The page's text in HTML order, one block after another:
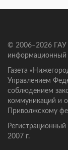
© 2006–2026 ГАУ
Газета
Управлением
соблюдением
коммуникаций и
Приволжскому
2007 г.